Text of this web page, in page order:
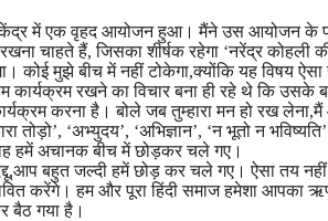
केंद्र में एक वृहद आयोजन हुआ। मैंने उस आयोजन के
चाहते हैं, जिसका शीर्षक रहेगा ‘नरेंद्र कोहली
कोई मुझे बीच में नहीं टोकेगा,क्योंकि यह विषय
रखने का विचार बना ही रहे थे कि उसके
करना है। बोले जब तुम्हारा मन हो रख
तोड़ो’, ‘अभ्युदय’, ‘अभिज्ञान’, ‘न भूतो न
हमें अचानक बीच में छोड़कर चले गए।
बहुत जल्दी हमें छोड़ कर चले गए। ऐसा तय
करेंगे। हम और पूरा हिंदी समाज हमेशा आपका
बैठ गया है।